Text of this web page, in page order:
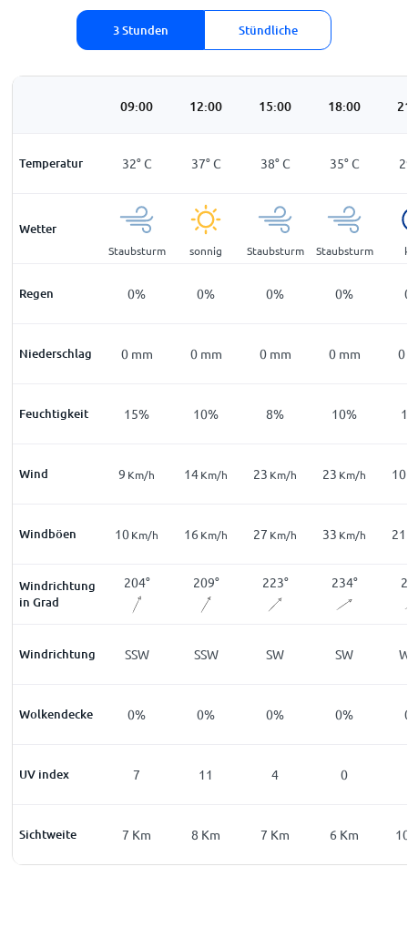
3 Stunden Stündliche
09:00 12:00 15:00 18:00
Temperatur
26°C 32°C 37°C 38°C 35°C
Wetter
Staubsturm sonnig Staubsturm Staubsturm
Regen 0% 0% 0% 0%
Niederschlag
0mm 0 mm 0 mm 0 mm 0 mm 0
Feuchtigkeit
16% 15% 10% 8% 10%
Wind 9 Km/h 14Km/h 23 Km/h 23 Km/h 10
Windböen
h 12Km/h 10Km/h 16 Km/h 27 Km/h 33 Km/h 21
Windrichtung
in Grad
181° 204° 209° 223° 234°
Windrichtung
S SSW SSW SW SW
Wolkendecke
0% 0% 0% 0% 0%
UV index
0 7 11 4 0
Sichtweite
10Km 7 Km 8 Km 7 Km 6 Km